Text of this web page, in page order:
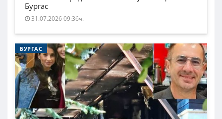
Бургас
31.07.2026 09:36ч.
БУРГАС